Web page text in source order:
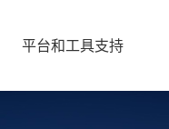
平台和工具支持